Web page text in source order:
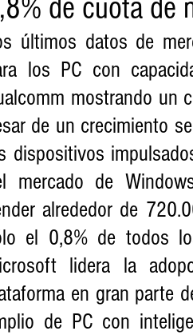
de cuota de
últimos datos de
los PC con
mostrando un
de un crecimiento
dispositivos
mercado de
alrededor de
el 0,8% de todos
lidera la
en gran parte
de PC con